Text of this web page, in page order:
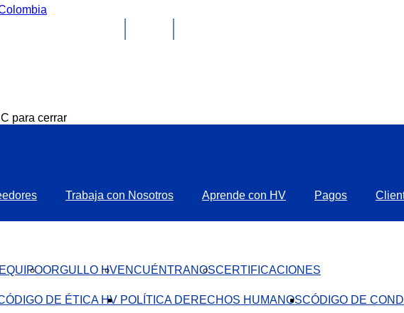
para cerrar
Trabaja con Nosotros Aprende con HV Pagos
ORGULLO HVENCUÉNTRANOSCERTIFICACIONES
DE ÉTICA HV POLÍTICA DERECHOS HUMANOSCÓDIGO DE